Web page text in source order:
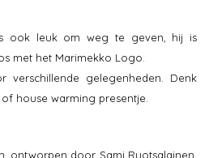
ook leuk om weg te geven, hij is
met het Marimekko Logo.
verschillende gelegenheden. Denk
house warming presentje.
ontworpen door Sami Ruotsalainen,